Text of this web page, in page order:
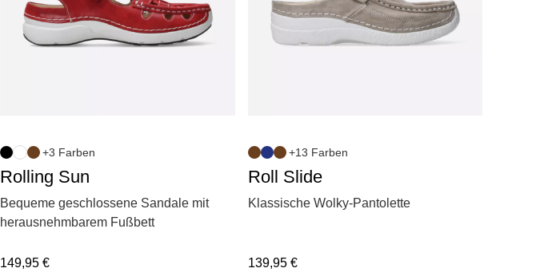
+3 Farben
Rolling Sun
Bequeme geschlossene Sandale mit
herausnehmbarem Fußbett
149,95€
+13 Farben
Roll Slide
Klassische Wolky-Pantolette
139,95 €